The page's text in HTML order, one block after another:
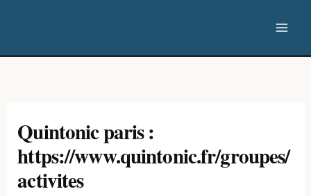
Quintonic paris :
https://www.quintonic.fr/groupes/
activites